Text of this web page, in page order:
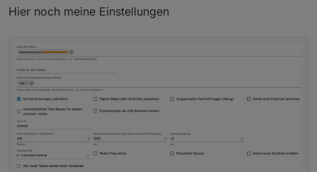
Hier noch meine Einstellungen